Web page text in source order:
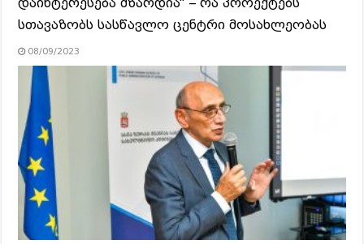
დაინტერესება მზარდია“ – რა პროექტებს
სთავაზობს სასწავლო ცენტრი მოსახლეობას
08/09/2023